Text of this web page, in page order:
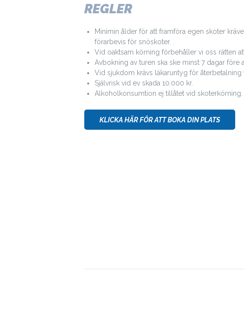
REGLER
Minimin ålder för att framföra egen skoter
förarbevis för snöskoter.
Vid oaktsam körning förbehåller vi oss rätten
Avbokning av turen ska ske minst 7 dagar före
Vid sjukdom krävs läkaruntyg för
Självrisk vid ev skada 10.000 kr.
Alkoholkonsumtion ej tillåtet vid skoterkörning.
KLICKA HÄR FÖR ATT BOKA DIN PLATS